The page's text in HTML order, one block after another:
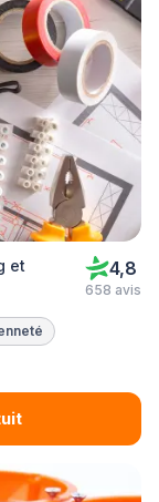
et
4,8
658 avis